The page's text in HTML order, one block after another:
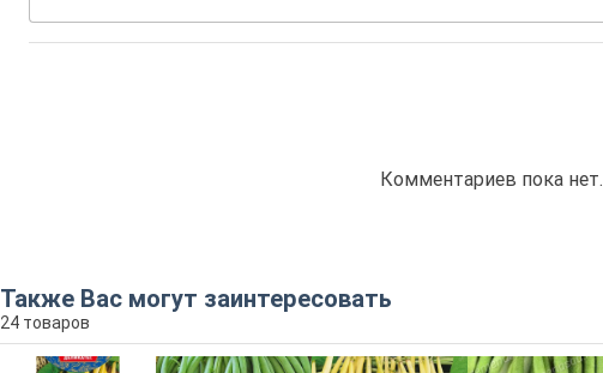
Комментариев пока нет.
Также Вас могут заинтересовать
24 товаров